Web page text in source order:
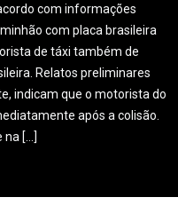
com informações
com placa brasileira
de táxi também de
Relatos preliminares
indicam que o motorista do
após a colisão.
na […]